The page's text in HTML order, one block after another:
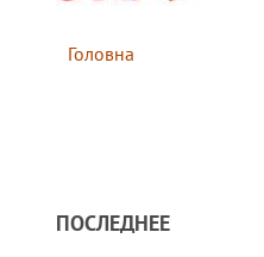
Головна
ПОСЛЕДНЕЕ